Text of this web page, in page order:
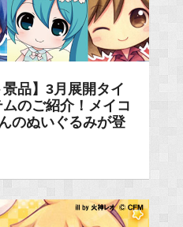
景品】3月展開タイ
ムのご紹介！メイコ
のぬいぐるみが登